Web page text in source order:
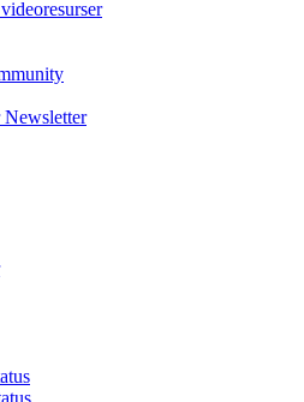
Newsletter